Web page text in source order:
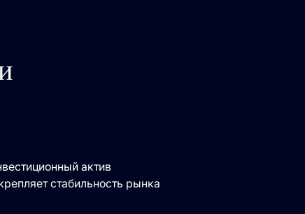
актив
стабильность рынка